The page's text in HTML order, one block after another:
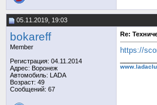
05.11.2019, 19:03
bokareff
Member
Регистрация: 04.11.2014
Адрес: Воронеж
Автомобиль: LADA
Возраст: 49
Сообщений: 67
Re:
https://